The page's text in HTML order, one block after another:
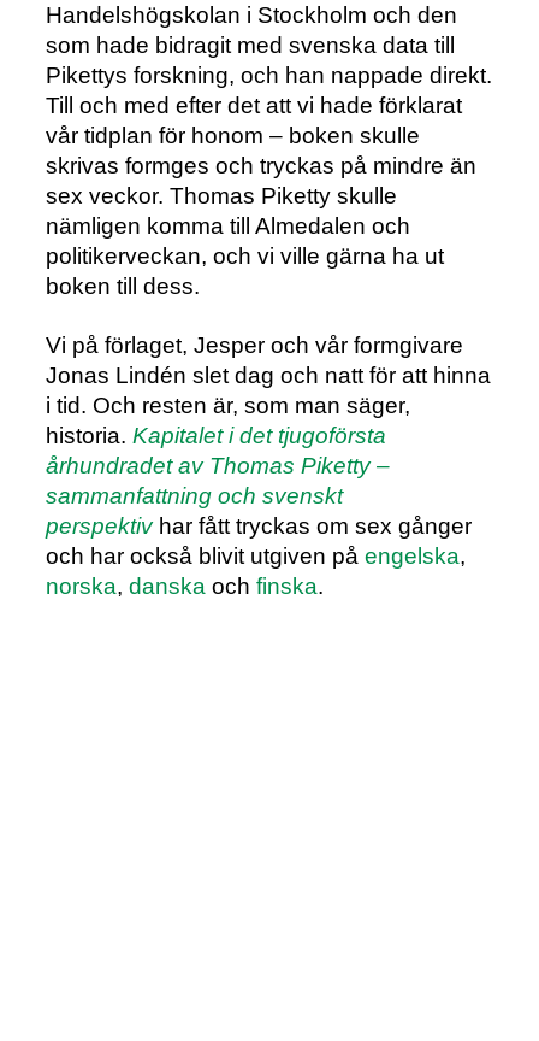
Handelshögskolan i Stockholm och den
som hade bidragit med svenska data till
Pikettys forskning, och han nappade direkt.
Till och med efter det att vi hade förklarat
vår tidplan för honom – boken skulle
skrivas formges och tryckas på mindre än
sex veckor. Thomas Piketty skulle
nämligen komma till Almedalen och
politikerveckan, och vi ville gärna ha ut
boken till dess.
Vi på förlaget, Jesper och vår formgivare
Jonas Lindén slet dag och natt för att hinna
i tid. Och resten är, som man säger,
historia. Kapitalet i det tjugoförsta
århundradet av Thomas Piketty –
sammanfattning och svenskt
perspektivhar fått tryckas om sex gånger
och har också blivit utgiven på engelska,
norska, danska och finska.